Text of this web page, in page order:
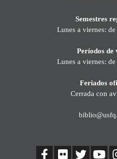
Semestres
Lunes a viernes:
Períodos de
Lunes a viernes:
Feriados
Cerrada con